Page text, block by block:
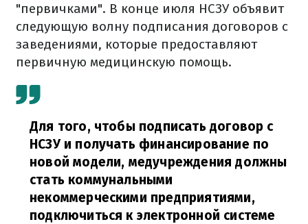
"первичками". В конце июля НСЗУ объявит
следующую волну подписания договоров с
заведениями, которые предоставляют
первичную медицинскую помощь.
Для того, чтобы подписать договор с
НСЗУ и получать финансирование по
новой модели, медучреждения должны
стать коммунальными
некоммерческими предприятиями,
подключиться к электронной системе